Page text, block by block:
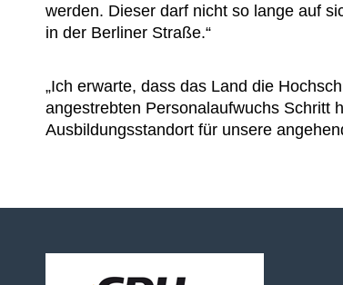
werden. Dieser darf nicht so lange auf
in der Berliner Straße.“
Ich erwarte, dass das Land die
angestrebten Personalaufwuchs Schritt
Ausbildungsstandort für unsere